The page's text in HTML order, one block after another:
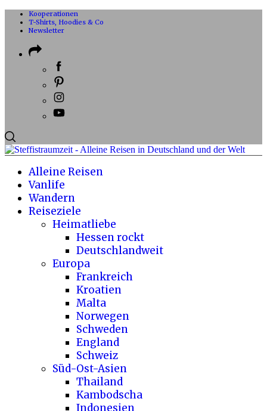
Kooperationen
T-Shirts, Hoodies & Co
Newsletter
Alleine Reisen
Vanlife
Wandern
Reiseziele
Heimatliebe
Hessen rockt
Deutschlandweit
Europa
Frankreich
Kroatien
Malta
Norwegen
Schweden
England
Schweiz
Süd-Ost-Asien
Thailand
Kambodscha
Indonesien